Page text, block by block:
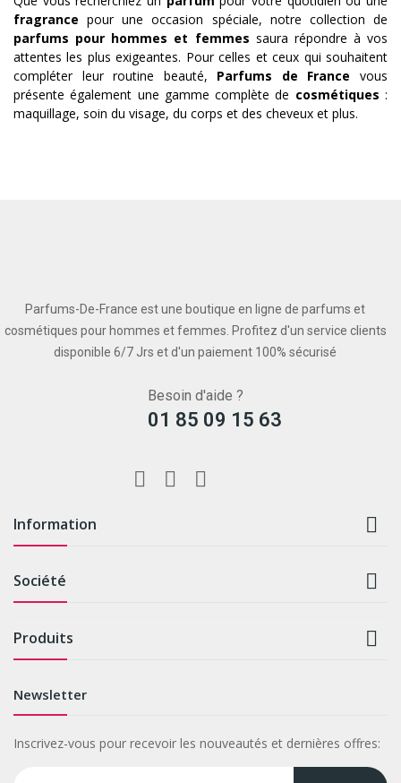
fragrance pour une occasion spéciale, notre collection de
parfums pour hommes et femmes saura répondre à vos
attentes les plus exigeantes. Pour celles et ceux qui souhaitent
compléter leur routine beauté, Parfums de France vous
présente également une gamme complète de cosmétiques :
maquillage, soin du visage, du corps et des cheveux et plus.
Parfums-De-France est une boutique en ligne de parfums et
cosmétiques pour hommes et femmes. Profitez d'un service clients
disponible 6/7 Jrs et d'un paiement 100% sécurisé
Besoin d'aide ?
01 85 09 15 63
Information 
Société 
Produits 
Newsletter
Inscrivez-vous pour recevoir les nouveautés et dernières offres: